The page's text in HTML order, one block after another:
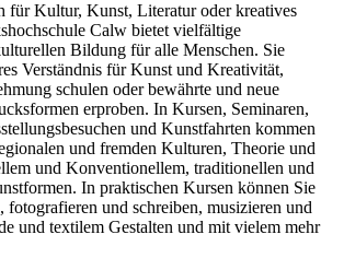
für Kultur, Kunst, Literatur oder kreatives
Calw bietet vielfältige
Bildung für alle Menschen. Sie
Verständnis für Kunst und Kreativität,
schulen oder bewährte und neue
erproben. In Kursen, Seminaren,
und Kunstfahrten kommen
und fremden Kulturen, Theorie und
und Konventionellem, traditionellen und
In praktischen Kursen können Sie
fotografieren und schreiben, musizieren und
und textilem Gestalten und mit vielem mehr